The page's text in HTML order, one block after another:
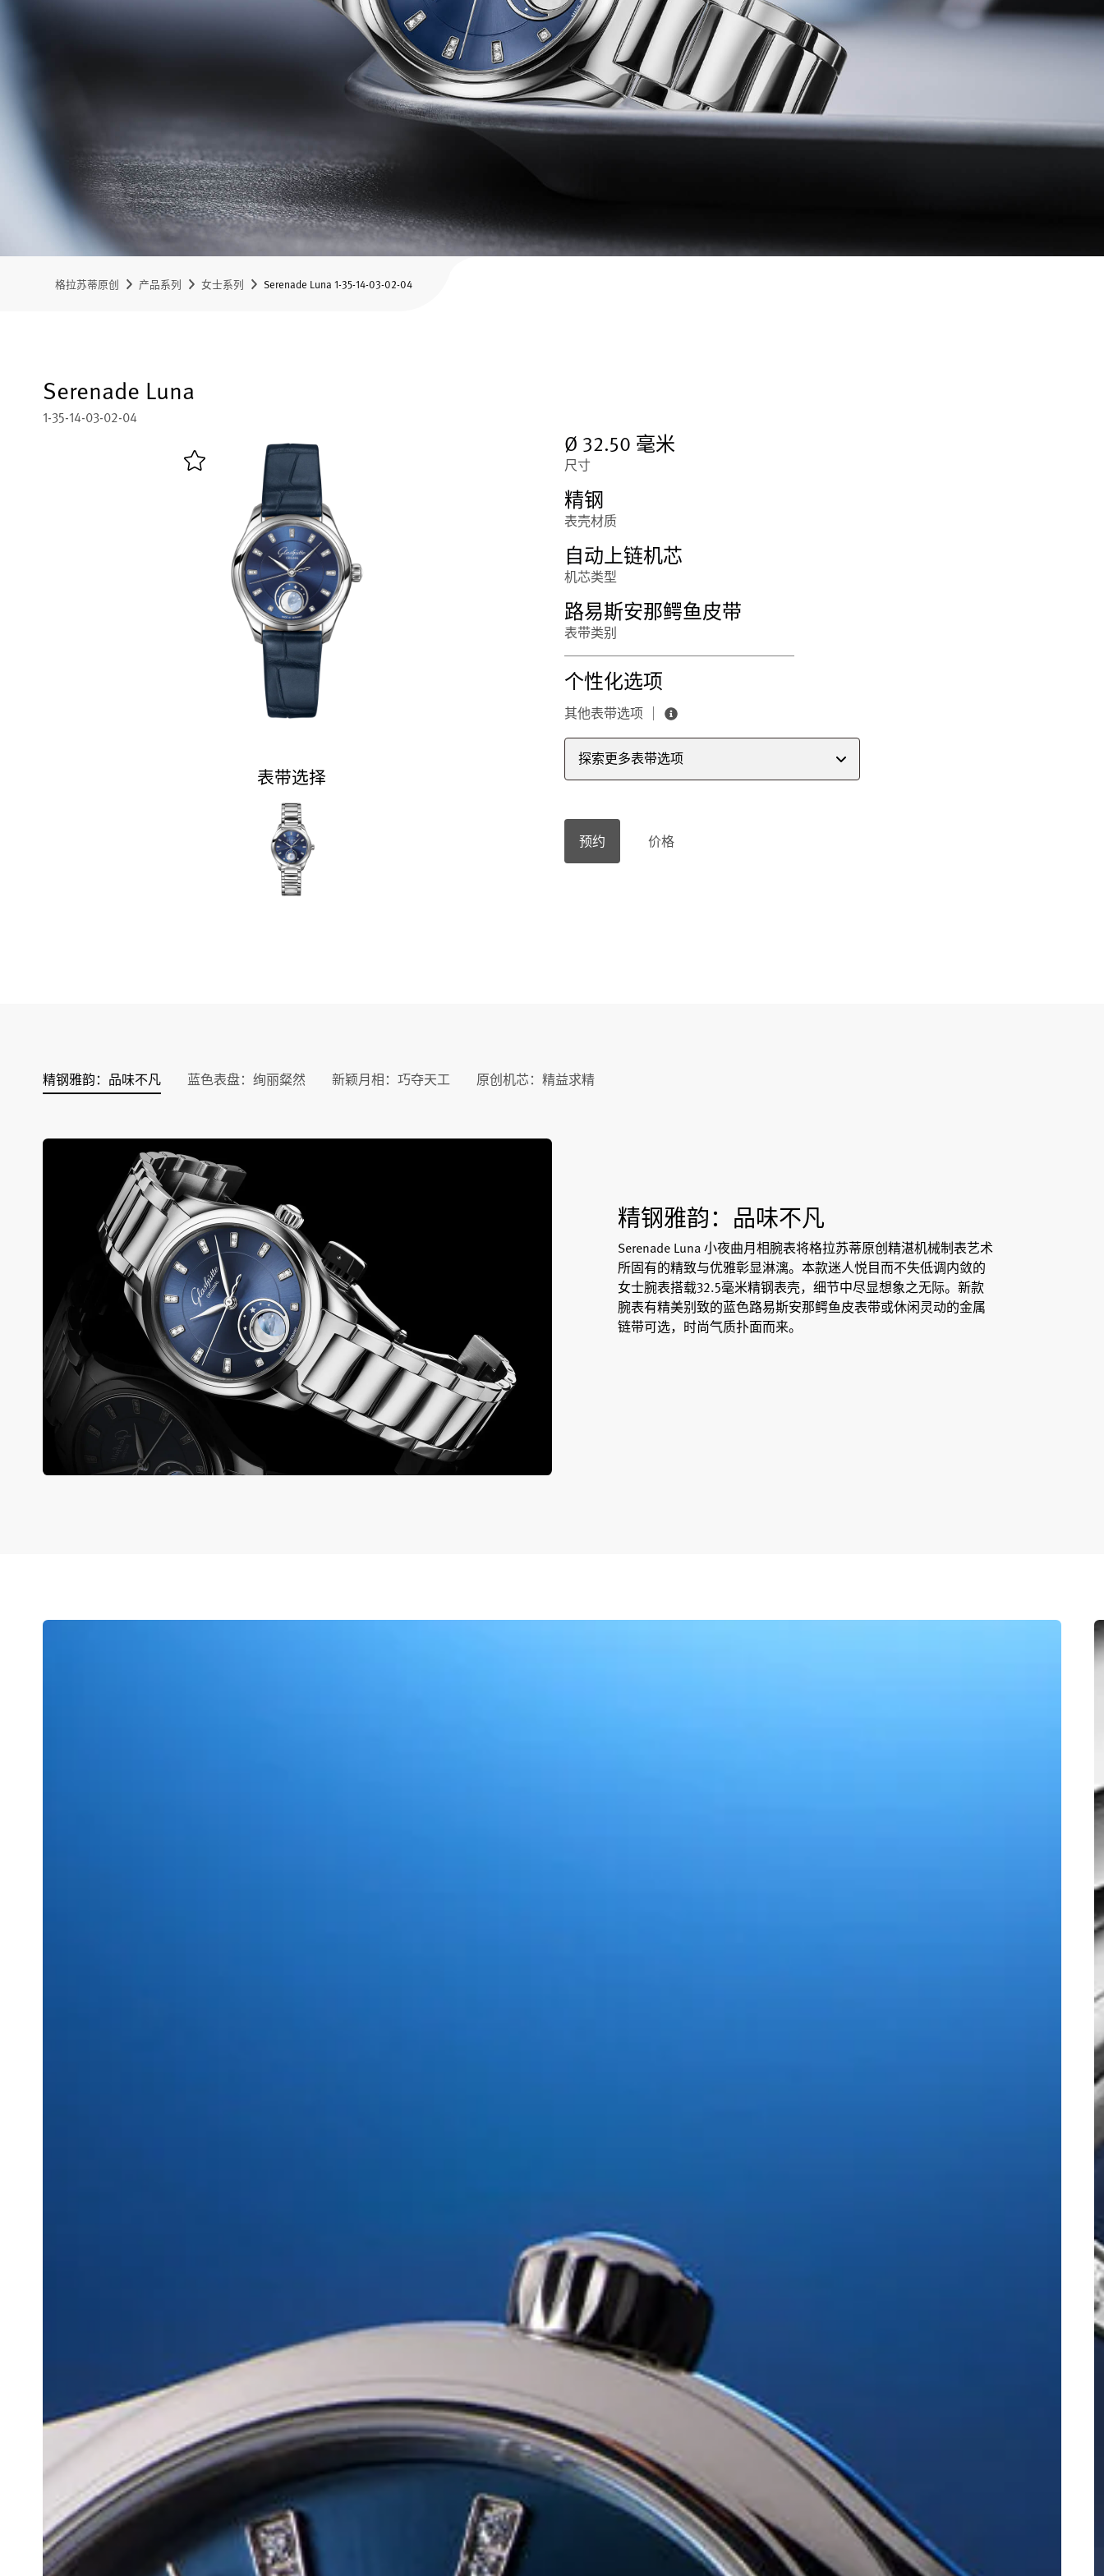
格拉苏蒂原创 产品系列 女士系列 Serenade Luna 1-35-14-03-02-04
Serenade Luna
1-35-14-03-02-04
表带选择
Ø 32.50 毫米
尺寸
精钢
表壳材质
自动上链机芯
机芯类型
路易斯安那鳄鱼皮带
表带类别
个性化选项
其他表带选项
探索更多表带选项
预约 价格
精钢雅韵：品味不凡 蓝色表盘：绚丽粲然 新颖月相：巧夺天工 原创机芯：精益求精
精钢雅韵：品味不凡
Serenade Luna 小夜曲月相腕表将格拉苏蒂原创精湛机械制表艺术
所固有的精致与优雅彰显淋漓。本款迷人悦目而不失低调内敛的
女士腕表搭载32.5毫米精钢表壳，细节中尽显想象之无际。新款
腕表有精美别致的蓝色路易斯安那鳄鱼皮表带或休闲灵动的金属
链带可选，时尚气质扑面而来。